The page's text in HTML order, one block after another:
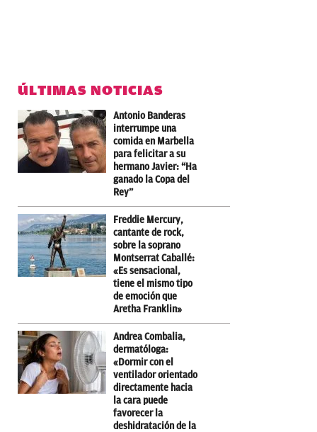
ÚLTIMAS NOTICIAS
Antonio Banderas
interrumpe una
comida en Marbella
para felicitar a su
hermano Javier: “Ha
ganado la Copa del
Rey”
Freddie Mercury,
cantante de rock,
sobre la soprano
Montserrat Caballé:
«Es sensacional,
tiene el mismo tipo
de emoción que
Aretha Franklin»
Andrea Combalia,
dermatóloga:
«Dormir con el
ventilador orientado
directamente hacia
la cara puede
favorecer la
deshidratación de la